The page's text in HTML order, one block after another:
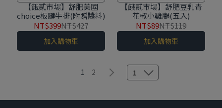
舒肥板腱牛排，嫩到懷疑人
森！
【餓貳市場】舒肥美國
choice板腱牛排(附贈醬料)
NT$399NT$427
加入購物車
麻韻一口愛上！！
【餓貳市場】舒肥豆乳青
花椒小雞腿(五入)
NT$89NT$119
加入購物車
1 2 1